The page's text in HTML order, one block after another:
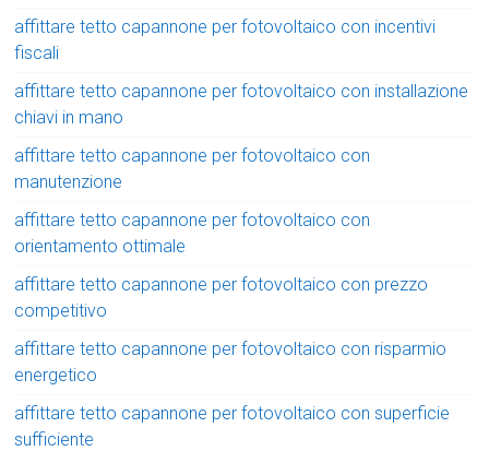
affittare tetto capannone per fotovoltaico con incentivi
fiscali
affittare tetto capannone per fotovoltaico con installazione
chiavi in mano
affittare tetto capannone per fotovoltaico con
manutenzione
affittare tetto capannone per fotovoltaico con
orientamento ottimale
affittare tetto capannone per fotovoltaico con prezzo
competitivo
affittare tetto capannone per fotovoltaico con risparmio
energetico
affittare tetto capannone per fotovoltaico con superficie
sufficiente